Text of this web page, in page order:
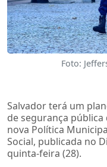
Foto:
Salvador terá um
de segurança
nova Política
Social, publicada no
quinta-feira (28).